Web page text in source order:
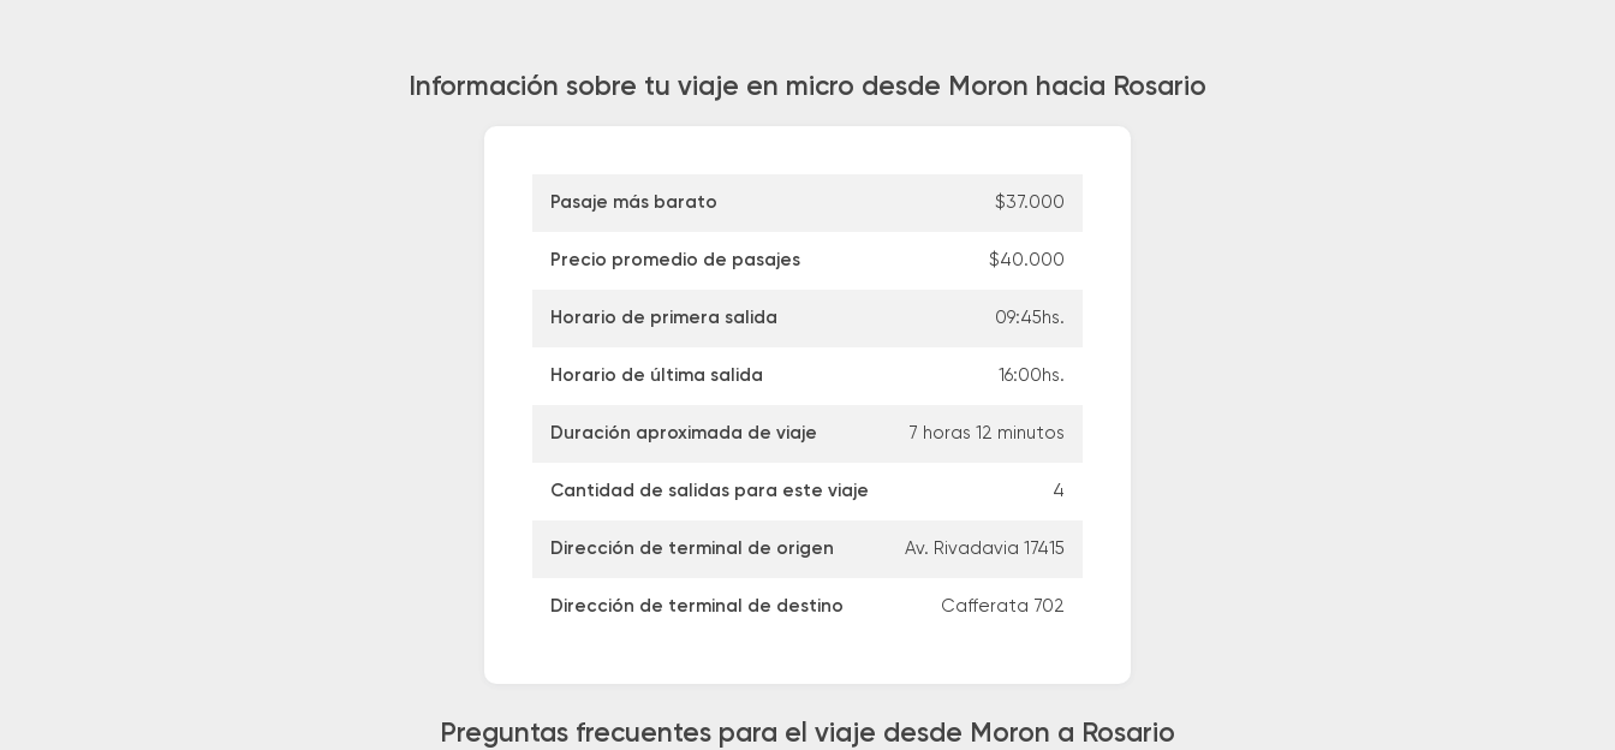
Información sobre tu viaje en micro desde Moron hacia Rosario
Pasaje más barato $37.000
Precio promedio de pasajes $40.000
Horario de primera salida 09:45hs.
Horario de última salida 16:00hs.
Duración aproximada de viaje 7 horas 12 minutos
Cantidad de salidas para este viaje 4
Dirección de terminal de origen Av. Rivadavia 17415
Dirección de terminal de destino Cafferata 702
Preguntas frecuentes para el viaje desde Moron a Rosario